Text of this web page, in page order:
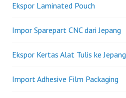
Ekspor Laminated Pouch
Impor Sparepart CNC dari Jepang
Ekspor Kertas Alat Tulis ke Jepang
Import Adhesive Film Packaging